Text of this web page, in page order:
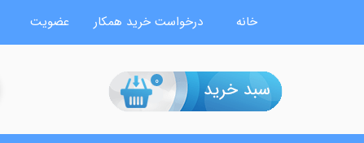
عضویت درخواست خرید همکار خانه
0